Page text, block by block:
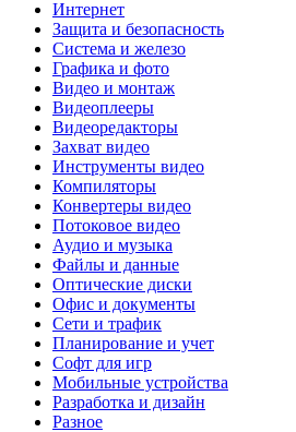
Интернет
Защита и безопасность
Система и железо
Графика и фото
Видео и монтаж
Видеоплееры
Видеоредакторы
Захват видео
Инструменты видео
Компиляторы
Конвертеры видео
Потоковое видео
Аудио и музыка
Файлы и данные
Оптические диски
Офис и документы
Сети и трафик
Планирование и учет
Софт для игр
Мобильные устройства
Разработка и дизайн
Разное